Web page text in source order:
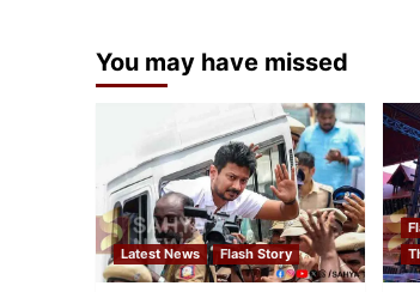
You may have missed
Latest News Flash Story